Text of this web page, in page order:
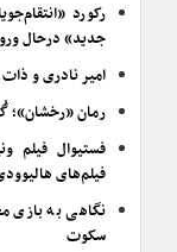
رکورد
جدید» درحال
امیر نادری و
رمان «رخشان»؛
فیلم‌های
نگاهی به بازی
سکوت